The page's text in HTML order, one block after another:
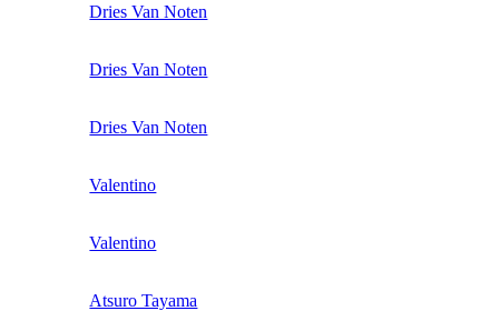
Dries Van Noten
Dries Van Noten
Dries Van Noten
Valentino
Valentino
Atsuro Tayama